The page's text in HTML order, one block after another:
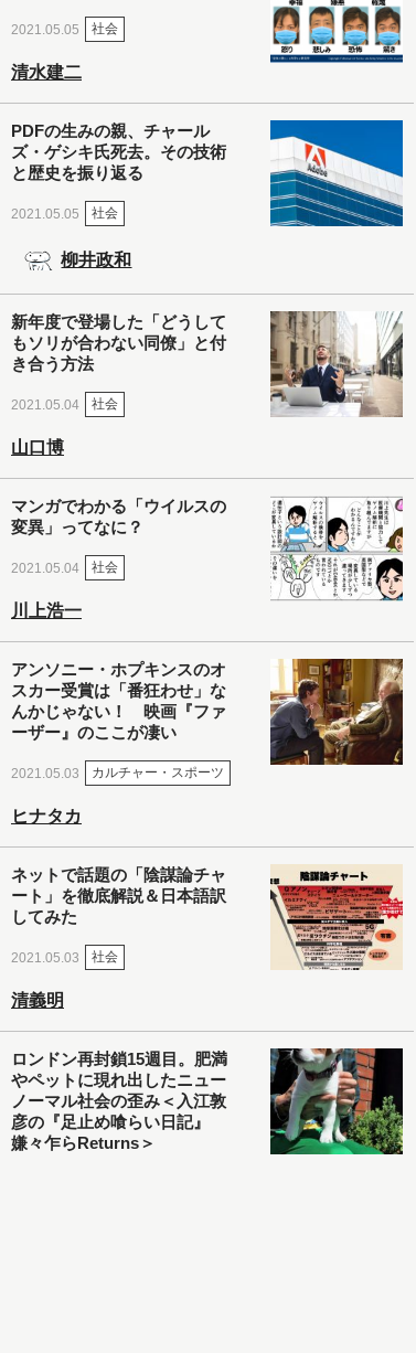
2021.05.05 社会
清水建二
PDFの生みの親、チャール
ズ・ゲシキ氏死去。その技術
と歴史を振り返る
2021.05.05 社会
柳井政和
新年度で登場した「どうして
もソリが合わない同僚」と付
き合う方法
2021.05.04 社会
山口博
マンガでわかる「ウイルスの
変異」ってなに？
2021.05.04 社会
川上浩一
アンソニー・ホプキンスのオ
スカー受賞は「番狂わせ」な
んかじゃない！ 映画『ファ
ーザー』のここが凄い
2021.05.03 カルチャー・スポーツ
ヒナタカ
ネットで話題の「陰謀論チャ
ート」を徹底解説＆日本語訳
してみた
2021.05.03 社会
清義明
ロンドン再封鎖15週目。肥満
やペットに現れ出したニュー
ノーマル社会の歪み＜入江敦
彦の『足止め喰らい日記』
嫌々乍らReturns＞